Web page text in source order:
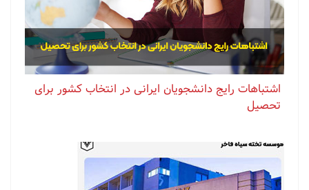
اشتباهات رایج دانشجویان ایرانی در انتخاب کشور برای
تحصیل